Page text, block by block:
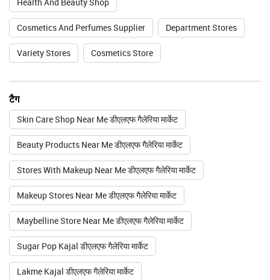
Health And Beauty Shop
Cosmetics And Perfumes Supplier Department Stores
Variety Stores Cosmetics Store
टैग
Skin Care Shop Near Me डीएलएफ गैलेरिया मार्केट
Beauty Products Near Me डीएलएफ गैलेरिया मार्केट
Stores With Makeup Near Me डीएलएफ गैलेरिया मार्केट
Makeup Stores Near Me डीएलएफ गैलेरिया मार्केट
Maybelline Store Near Me डीएलएफ गैलेरिया मार्केट
Sugar Pop Kajal डीएलएफ गैलेरिया मार्केट
Lakme Kajal डीएलएफ गैलेरिया मार्केट